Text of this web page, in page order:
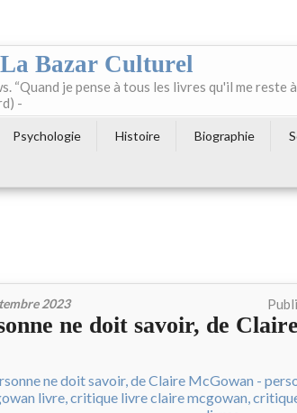
Bazar Culturel
je pense à tous les livres qu'il me reste
-
Psychologie Histoire Biographie
2023
ne doit savoir, de